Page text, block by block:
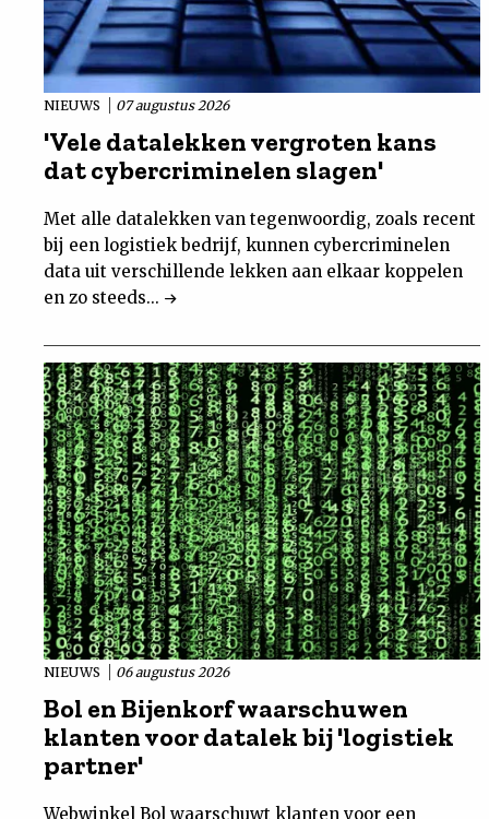
NIEUWS 07 augustus 2026
'Vele datalekken vergroten kans
dat cybercriminelen slagen'
Met alle datalekken van tegenwoordig, zoals recent
bij een logistiek bedrijf, kunnen cybercriminelen
data uit verschillende lekken aan elkaar koppelen
en zo steeds...
NIEUWS 06 augustus 2026
Bol en Bijenkorf waarschuwen
klanten voor datalek bij 'logistiek
partner'
Webwinkel Bol waarschuwt klanten voor een